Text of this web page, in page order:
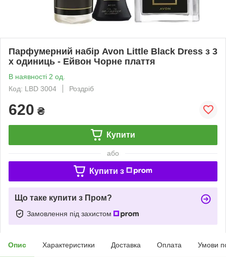
Парфумерний набір Avon Little Black Dress з 3
х одиниць - Ейвон Чорне плаття
В наявності 2 од.
Код: LBD 3004
Роздріб
620 ₴
Купити
або
Купити з
Що таке купити з Пром?
Замовлення під захистом
Опис Характеристики Доставка Оплата Умови